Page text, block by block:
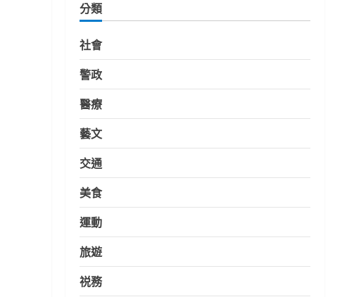
分類
社會
警政
醫療
藝文
交通
美食
運動
旅遊
祱務